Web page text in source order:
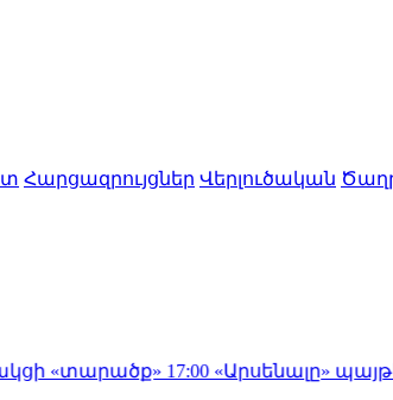
Հարցազրույցներ Վերլուծական
17:00«Արսենալը» պայթեցրեց